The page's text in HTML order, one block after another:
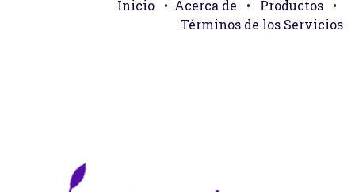
Inicio • Acerca de • Productos
•
Términos de los Servicios